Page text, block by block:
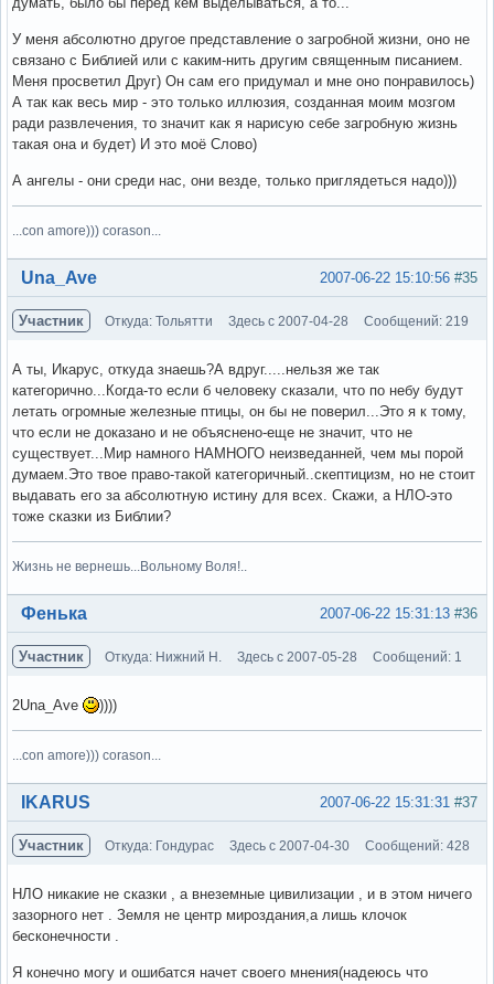
У меня абсолютно другое представление о загробной жизни, оно не
связано с Библией или с каким-нить другим священным писанием.
Меня просветил Друг) Он сам его придумал и мне оно понравилось)
А так как весь мир - это только иллюзия, созданная моим мозгом
ради развлечения, то значит как я нарисую себе загробную жизнь
такая она и будет) И это моё Слово)
А ангелы - они среди нас, они везде, только приглядеться надо)))
...con amore))) corason...
Вне форума #35
2007-06-22 15:10:56
Una_Ave
Участник Откуда: Тольятти Здесь с 2007-04-28 Сообщений: 219
А ты, Икарус, откуда знаешь?А вдруг.....нельзя же так
категорично...Когда-то если б человеку сказали, что по небу будут
летать огромные железные птицы, он бы не поверил...Это я к тому,
что если не доказано и не объяснено-еще не значит, что не
существует...Мир намного НАМНОГО неизведанней, чем мы порой
думаем.Это твое право-такой категоричный..скептицизм, но не стоит
выдавать его за абсолютную истину для всех. Скажи, а НЛО-это
тоже сказки из Библии?
Жизнь не вернешь...Вольному Воля!..
Вне форума #36
2007-06-22 15:31:13
Фенька
Участник Откуда: Нижний Н. Здесь с 2007-05-28 Сообщений: 1
2Una_Ave ))))
...con amore))) corason...
Вне форума #37
2007-06-22 15:31:31
IKARUS
Участник Откуда: Гондурас Здесь с 2007-04-30 Сообщений: 428
НЛО никакие не сказки , а внеземные цивилизации , и в этом ничего
зазорного нет . Земля не центр мироздания,а лишь клочок
бесконечности .
Я конечно могу и ошибатся начет своего мнения(надеюсь что